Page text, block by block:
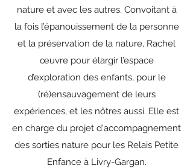
nature et avec les autres. Convoitant à
la fois l’épanouissement de la personne
et la préservation de la nature, Rachel
œuvre pour élargir l’espace
d’exploration des enfants, pour le
(ré)ensauvagement de leurs
expériences, et les nôtres aussi. Elle est
en charge du projet d'accompagnement
des sorties nature pour les Relais Petite
Enfance à Livry-Gargan.